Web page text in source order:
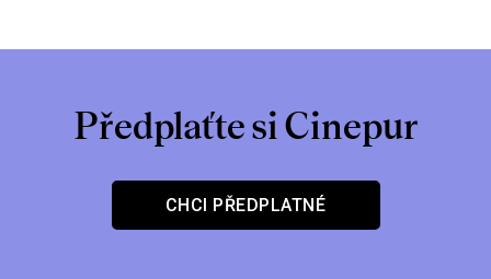
Předplaťte si Cinepur
CHCI PŘEDPLATNÉ